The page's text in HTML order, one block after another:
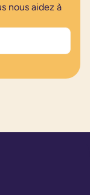
nous aidez à